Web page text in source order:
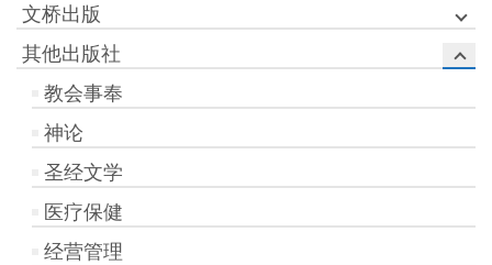
文桥出版
其他出版社
教会事奉
神论
圣经文学
医疗保健
经营管理